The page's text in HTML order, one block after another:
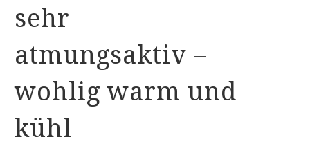
sehr
atmungsaktiv –
wohlig warm und
kühl